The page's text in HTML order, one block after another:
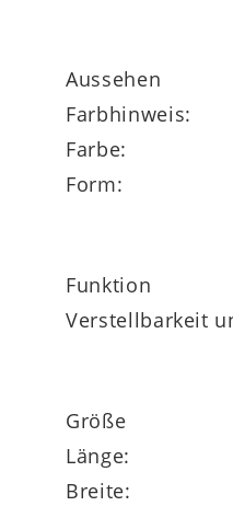
Aussehen
Farbhinweis:
Farbe:
Form:
Funktion
Verstellbarkeit
Größe
Länge:
Breite: